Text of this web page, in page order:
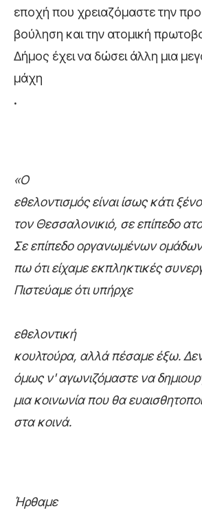
εποχή που χρειαζόμαστε την
βούληση και την ατομική
Δήμος έχει να δώσει άλλη μια
μάχη
.
«Ο
εθελοντισμός είναι ίσως κάτι
τον Θεσσαλονικιό, σε επίπεδο
Σε επίπεδο οργανωμένων
πω ότι είχαμε εκπληκτικές
Πιστεύαμε ότι υπήρχε
εθελοντική
κουλτούρα, αλλά πέσαμε έξω.
όμως ν' αγωνιζόμαστε να
μια κοινωνία που θα
στα κοινά.
Ήρθαμε